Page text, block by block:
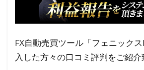
FX自動売買ツール「フェニック
入した方々の口コミ評判をご紹介